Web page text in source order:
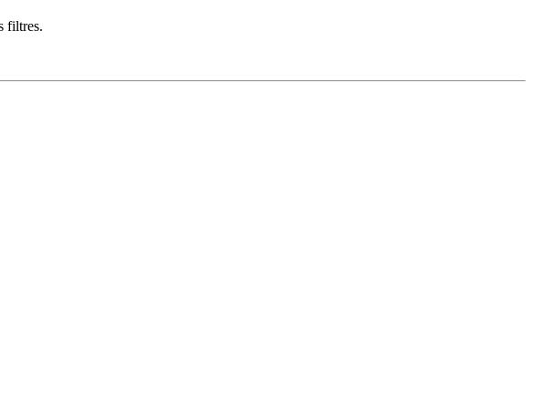
filtres.